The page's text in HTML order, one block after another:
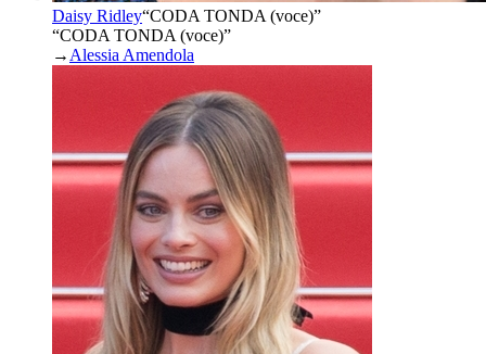
Daisy Ridley“CODA TONDA (voce)”
“CODA TONDA (voce)”
→ Alessia Amendola